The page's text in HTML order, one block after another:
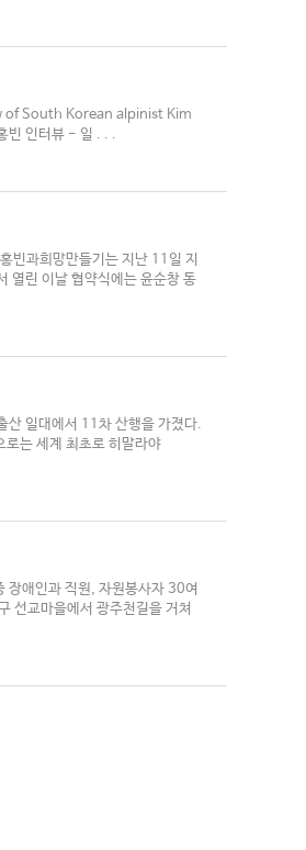
of South Korean alpinist Kim
빈 인터뷰 - 일 . . .
빈과희망만들기는 지난 11일 지
열린 이날 협약식에는 윤순창 동
일대에서 11차 산행을 가졌다.
는 세계 최초로 히말라야
애인과 직원, 자원봉사자 30여
선교마을에서 광주천길을 거쳐